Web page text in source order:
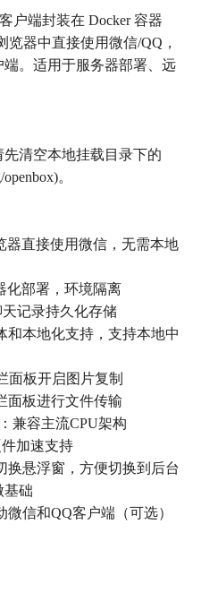
户端封装在 Docker 容器
览器中直接使用微信/QQ，
。适用于服务器部署、远
清空本地挂载目录下的
。
器直接使用微信，无需本地
化部署，环境隔离
记录持久化存储
和本地化支持，支持本地中
板开启图片复制
面板进行文件传输
兼容主流CPU架构
加速支持
换悬浮窗，方便切换到后台
基础
信和QQ客户端（可选）